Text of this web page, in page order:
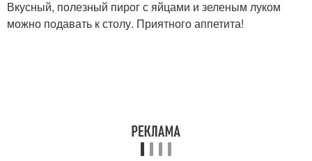
Вкусный, полезный пирог с яйцами и зеленым луком
можно подавать к столу. Приятного аппетита!